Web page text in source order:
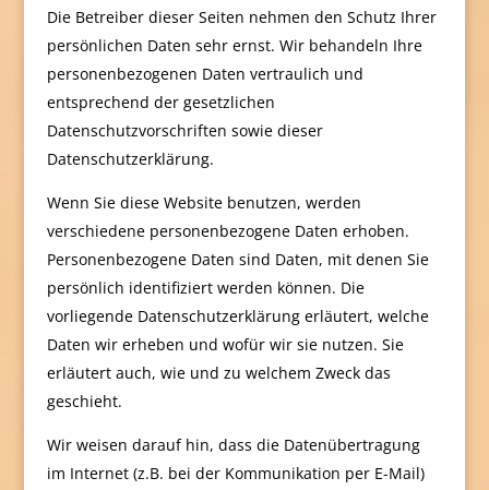
Die Betreiber dieser Seiten nehmen den Schutz Ihrer
persönlichen Daten sehr ernst. Wir behandeln Ihre
personenbezogenen Daten vertraulich und
entsprechend der gesetzlichen
Datenschutzvorschriften sowie dieser
Datenschutzerklärung.
Wenn Sie diese Website benutzen, werden
verschiedene personenbezogene Daten erhoben.
Personenbezogene Daten sind Daten, mit denen Sie
persönlich identifiziert werden können. Die
vorliegende Datenschutzerklärung erläutert, welche
Daten wir erheben und wofür wir sie nutzen. Sie
erläutert auch, wie und zu welchem Zweck das
geschieht.
Wir weisen darauf hin, dass die Datenübertragung
im Internet (z.B. bei der Kommunikation per E-Mail)